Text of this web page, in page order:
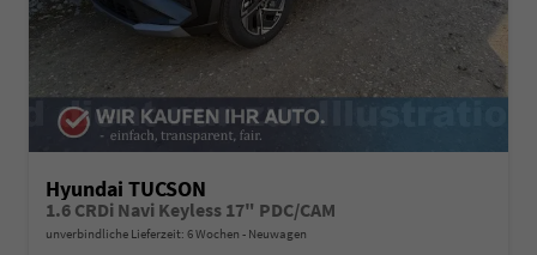
Hyundai TUCSON
1.6 CRDi Navi Keyless 17" PDC/CAM
unverbindliche Lieferzeit: 6 Wochen Neuwagen